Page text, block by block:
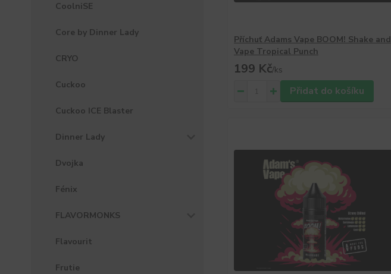
CoolniSE
Core by Dinner Lady
CRYO
Cuckoo
Cuckoo ICE Blaster
Dinner Lady
Dvojka
Fénix
FLAVORMONKS
Flavourit
Frutie
Příchuť Adams Vape BOOM! Shake and
Vape Tropical Punch
199 Kč/ks
Přidat do košíku